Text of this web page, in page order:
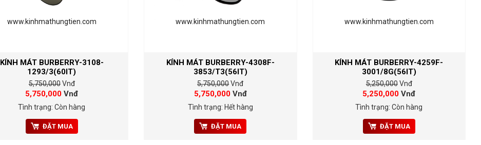
www.kinhmathungtien.com
KÍNH MÁT BURBERRY-3108-
1293/3(60IT)
5,750,000Vnđ
5,750,000 Vnđ
Tình trạng: Còn hàng
ĐẶT MUA
www.kinhmathungtien.com
KÍNH MÁT BURBERRY-4308F-
3853/T3(56IT)
5,750,000Vnđ
5,750,000Vnđ
Tình trạng: Hết hàng
ĐẶT MUA
www.kinhmathungtien.com
KÍNH MÁT BURBERRY-4259F-
3001/8G(56IT)
5,250,000Vnđ
5,250,000 Vnđ
Tình trạng: Còn hàng
ĐẶT MUA